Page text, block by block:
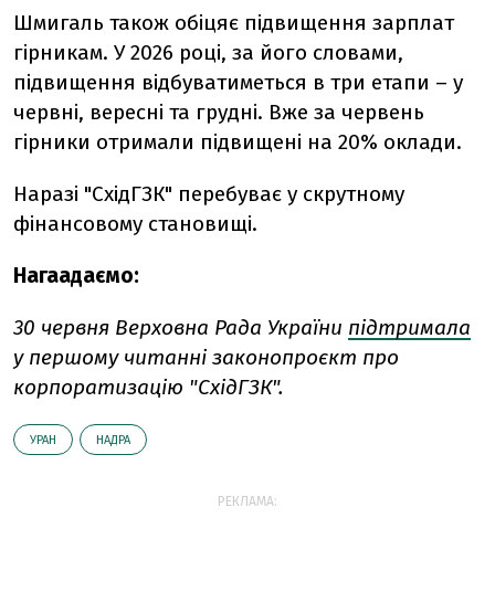
Шмигаль також обіцяє підвищення зарплат
гірникам. У 2026 році, за його словами,
підвищення відбуватиметься в три етапи – у
червні, вересні та грудні. Вже за червень
гірники отримали підвищені на 20% оклади.
Наразі "СхідГЗК" перебуває у скрутному
фінансовому становищі.
Нагаадаємо:
30 червня Верховна Рада України підтримала
у першому читанні законопроєкт про
корпоратизацію "СхідГЗК".
УРАН НАДРА
РЕКЛАМА: